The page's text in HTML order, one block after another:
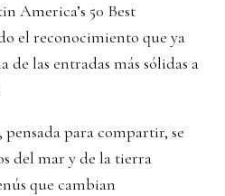
America’s 50 Best
el reconocimiento que ya
las entradas más sólidas a
para compartir, se
del mar y de la tierra
que cambian